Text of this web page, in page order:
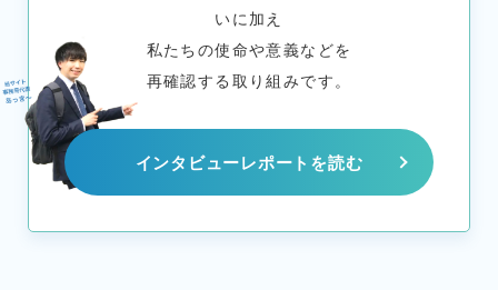
いに加え
私たちの使命や意義などを
再確認する取り組みです。
インタビューレポートを読む